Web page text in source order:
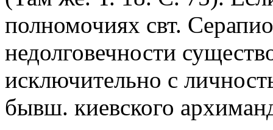
полномочиях свт.
недолговечности
исключительно с
бывш. киевского